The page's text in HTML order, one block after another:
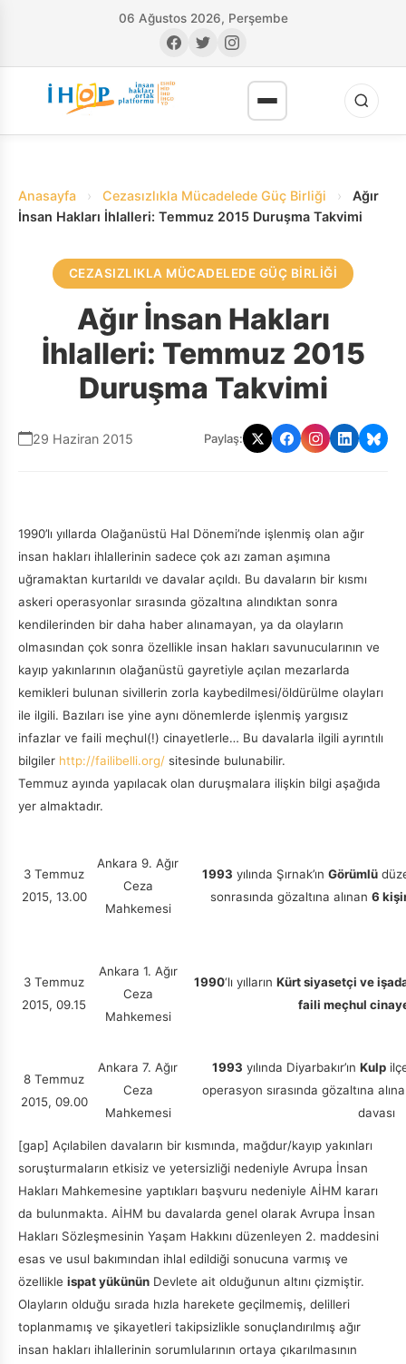
06 Ağustos 2026, Perşembe
Anasayfa › Cezasızlıkla Mücadelede Güç Birliği ›
Ağır
İnsan Hakları İhlalleri: Temmuz 2015 Duruşma Takvimi
CEZASIZLIKLA MÜCADELEDE GÜÇ BIRLIĞI
Ağır İnsan Hakları
İhlalleri: Temmuz 2015
Duruşma Takvimi
29 Haziran 2015 Paylaş:
1990’lı yıllarda Olağanüstü Hal Dönemi’nde işlenmiş olan ağır
insan hakları ihlallerinin sadece çok azı zaman aşımına
uğramaktan kurtarıldı ve davalar açıldı. Bu davaların bir kısmı
askeri operasyonlar sırasında gözaltına alındıktan sonra
kendilerinden bir daha haber alınamayan, ya da olayların
olmasından çok sonra özellikle insan hakları savunucularının ve
kayıp yakınlarının olağanüstü gayretiyle açılan mezarlarda
kemikleri bulunan sivillerin zorla kaybedilmesi/öldürülme olayları
ile ilgili. Bazıları ise yine aynı dönemlerde işlenmiş yargısız
infazlar ve faili meçhul(!) cinayetlerle… Bu davalarla ilgili ayrıntılı
bilgiler http://failibelli.org/ sitesinde bulunabilir.
Temmuz ayında yapılacak olan duruşmalara ilişkin bilgi aşağıda
yer almaktadır.
3 Temmuz
2015, 13.00
Ankara 9. Ağır
Ceza
Mahkemesi
1993 yılında Şırnak’ın Görümlü
sonrasında gözaltına alınan 6
3 Temmuz
2015, 09.15
Ankara 1. Ağır
Ceza
Mahkemesi
1990‘lı yılların Kürt siyasetçi ve
faili meçhul
8 Temmuz
2015, 09.00
Ankara 7. Ağır
Ceza
Mahkemesi
1993 yılında Diyarbakır’ın Kulp
operasyon sırasında gözaltına
davası
[gap] Açılabilen davaların bir kısmında, mağdur/kayıp yakınları
soruşturmaların etkisiz ve yetersizliği nedeniyle Avrupa İnsan
Hakları Mahkemesine yaptıkları başvuru nedeniyle AİHM kararı
da bulunmakta. AİHM bu davalarda genel olarak Avrupa İnsan
Hakları Sözleşmesinin Yaşam Hakkını düzenleyen 2. maddesini
esas ve usul bakımından ihlal edildiği sonucuna varmış ve
özellikle ispat yükünün Devlete ait olduğunun altını çizmiştir.
Olayların olduğu sırada hızla harekete geçilmemiş, delilleri
toplanmamış ve şikayetleri takipsizlikle sonuçlandırılmış ağır
insan hakları ihlallerinin sorumlularının ortaya çıkarılmasının